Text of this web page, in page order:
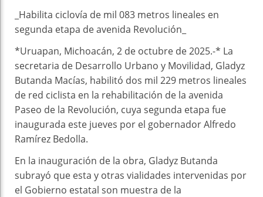
_Habilita ciclovía de mil 083 metros lineales en
segunda etapa de avenida Revolución_
*Uruapan, Michoacán, 2 de octubre de 2025.-* La
secretaria de Desarrollo Urbano y Movilidad, Gladyz
Butanda Macías, habilitó dos mil 229 metros lineales
de red ciclista en la rehabilitación de la avenida
Paseo de la Revolución, cuya segunda etapa fue
inaugurada este jueves por el gobernador Alfredo
Ramírez Bedolla.
En la inauguración de la obra, Gladyz Butanda
subrayó que esta y otras vialidades intervenidas por
el Gobierno estatal son muestra de la